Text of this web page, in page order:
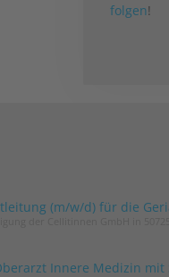
folgen!
(m/w/d) für die
Innere Medizin